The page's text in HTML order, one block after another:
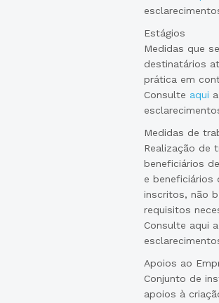
Estágios
Medidas que
destinatários
prática em
Consulte aqui
Medidas de
Realização de
beneficiários
e beneficiários
inscritos, não
requisitos
Consulte aqui
Apoios ao
Conjunto de
apoios à